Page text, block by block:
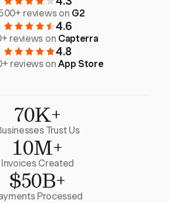
reviews on G2
4.6
reviews on Capterra
4.8
reviews onApp Store
70K+
Trust Us
10M+
Invoices Created
$50B+
Processed